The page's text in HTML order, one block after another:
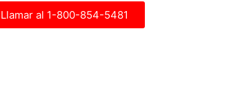
Llamar al 1-800-854-5481